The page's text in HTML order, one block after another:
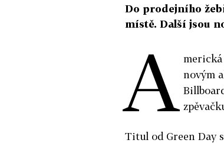
Do prodejního
místě. Další jsou
A merická
novým
Titul od Green Day